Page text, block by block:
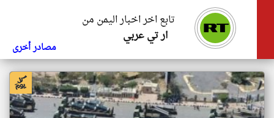
تابع اخر اخبار اليمن من
ار تي عربي
مصادر أخرى